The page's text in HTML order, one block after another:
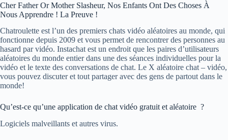
Cher Father Or Mother Slasheur, Nos Enfants Ont Des Choses À
Nous Apprendre ! La Preuve !
Chatroulette est l’un des premiers chats vidéo aléatoires au monde, qui
fonctionne depuis 2009 et vous permet de rencontrer des personnes au
hasard par vidéo. Instachat est un endroit que les paires d’utilisateurs
aléatoires du monde entier dans une des séances individuelles pour la
vidéo et le texte des conversations de chat. Le X aléatoire chat – vidéo,
vous pouvez discuter et tout partager avec des gens de partout dans le
monde!
Qu’est-ce qu’une application de chat vidéo gratuit et aléatoire ?
Logiciels malveillants et autres virus.